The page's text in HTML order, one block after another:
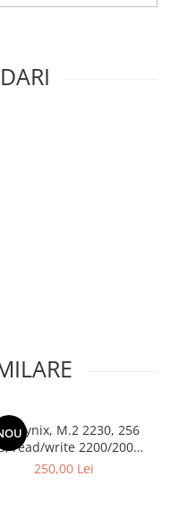
Hynix, M.2 2230, 256
read/write 2200/2000
MB/s, bulk
250,00 Lei